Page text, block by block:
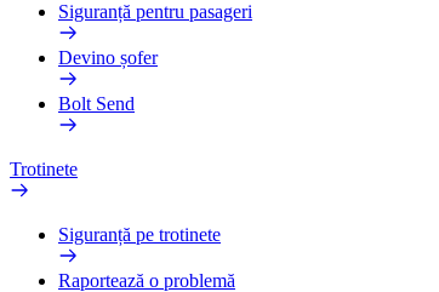
Siguranță pentru pasageri
Devino șofer
Bolt Send
Trotinete
Siguranță pe trotinete
Raportează o problemă